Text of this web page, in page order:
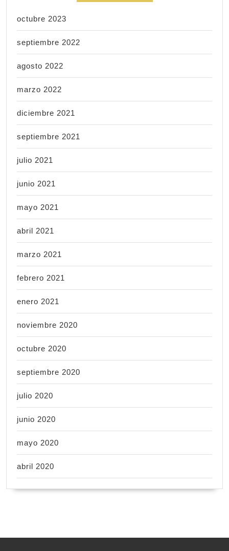
octubre 2023
septiembre 2022
agosto 2022
marzo 2022
diciembre 2021
septiembre 2021
julio 2021
junio 2021
mayo 2021
abril 2021
marzo 2021
febrero 2021
enero 2021
noviembre 2020
octubre 2020
septiembre 2020
julio 2020
junio 2020
mayo 2020
abril 2020